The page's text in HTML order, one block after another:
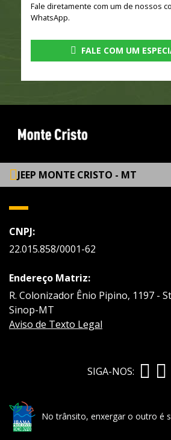
Fale diretamente com um de nossos
WhatsApp.
FALE COM UM
JEEP MONTE CRISTO - MT
CNPJ:
22.015.858/0001-62
Endereço Matriz:
R. Colonizador Ênio Pipino, 1197 -
Sinop-MT
Aviso de Texto Legal
SIGA-NOS:
No trânsito, enxergar o outro é